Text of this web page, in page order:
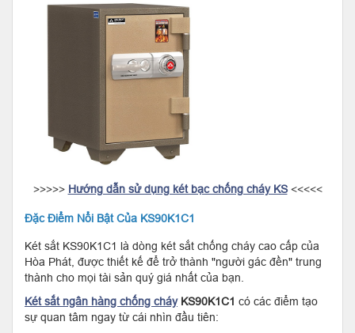
>>>>> Hướng dẫn sử dụng két bạc chống cháy KS<<<<<
Đặc Điểm Nổi Bật Của KS90K1C1
Két sắt KS90K1C1 là dòng két sắt chống cháy cao cấp của
Hòa Phát, được thiết kế để trở thành "người gác đền" trung
thành cho mọi tài sản quý giá nhất của bạn.
Két sắt ngân hàng chống cháyKS90K1C1 có các điểm tạo
sự quan tâm ngay từ cái nhìn đầu tiên: